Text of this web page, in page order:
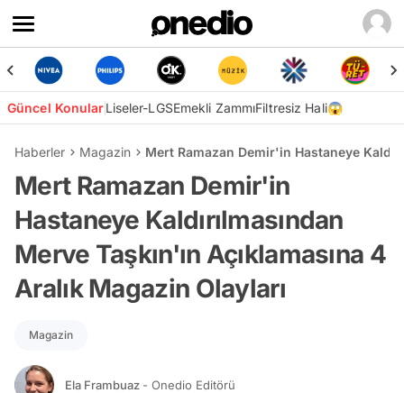
Güncel KonularLiseler-LGSEmekli ZammıFiltresiz Hali😱
Haberler Magazin Mert Ramazan Demir'in Hastaneye
Mert Ramazan Demir'in
Hastaneye Kaldırılmasından
Merve Taşkın'ın Açıklamasına 4
Aralık Magazin Olayları
Magazin
Ela Frambuaz - Onedio Editörü